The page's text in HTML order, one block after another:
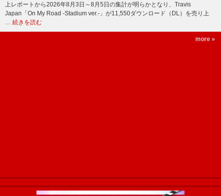
上レポートから2026年8月3日～8月5日の集計が明らかとなり、Travis
Japan「On My Road -Stadium ver.-」が11,550ダウンロード（DL）を売り上
… 続きを読む
more »